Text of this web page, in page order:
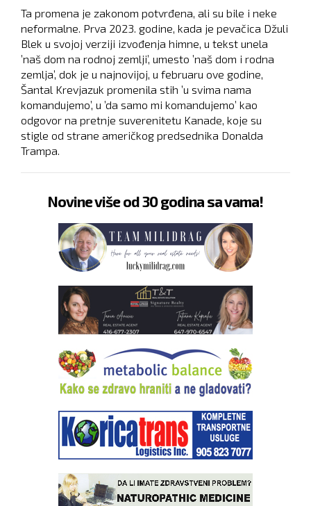
Ta promena je zakonom potvrđena, ali su bile i neke
neformalne. Prva 2023. godine, kada je pevačica Džuli
Blek u svojoj verziji izvođenja himne, u tekst unela
’naš dom na rodnoj zemlji’, umesto ’naš dom i rodna
zemlja’, dok je u najnovijoj, u februaru ove godine,
Šantal Krevjazuk promenila stih ’u svima nama
komandujemo’, u ’da samo mi komandujemo’ kao
odgovor na pretnje suverenitetu Kanade, koje su
stigle od strane američkog predsednika Donalda
Trampa.
Novine više od 30 godina sa vama!